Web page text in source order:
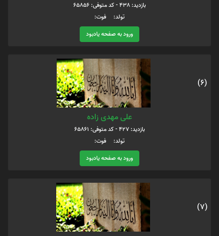
بازدید: 438 - کد متوفی: 65856
تولد: فوت:
ورود به صفحه یادبود
(6)
علی مهدی زاده
بازدید: 427 - کد متوفی: 65861
تولد: فوت:
ورود به صفحه یادبود
(7)